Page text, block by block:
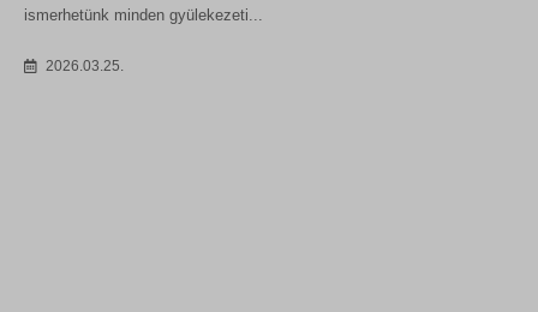
ismerhetünk minden gyülekezeti...
2026.03.25.